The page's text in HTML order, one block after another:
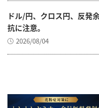
ドル/円、クロス円、反発
抗に注意。
2026/08/04